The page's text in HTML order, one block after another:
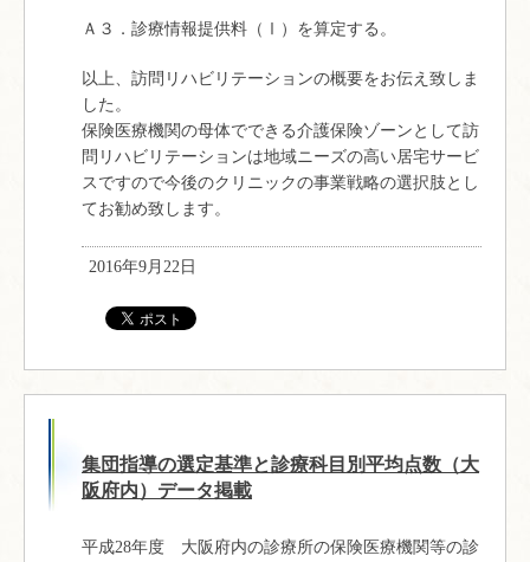
Ａ３．診療情報提供料（Ⅰ）を算定する。
以上、訪問リハビリテーションの概要をお伝え致しま
した。
保険医療機関の母体でできる介護保険ゾーンとして訪
問リハビリテーションは地域ニーズの高い居宅サービ
スですので今後のクリニックの事業戦略の選択肢とし
てお勧め致します。
2016年9月22日
集団指導の選定基準と診療科目別平均点数（大
阪府内）データ掲載
平成28年度 大阪府内の診療所の保険医療機関等の診